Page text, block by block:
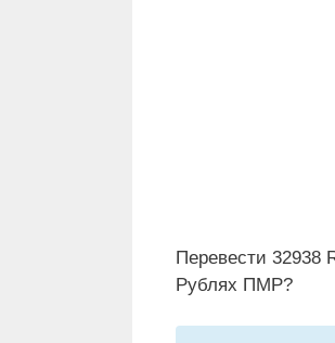
Перевести 32938
Рублях ПМР?